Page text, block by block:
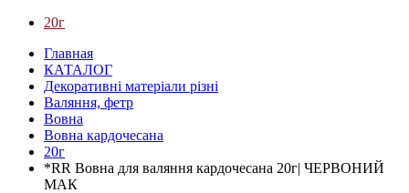
20г
Главная
КАТАЛОГ
Декоративні матеріали різні
Валяння, фетр
Вовна
Вовна кардочесана
20г
*RR Вовна для валяння кардочесана 20г| ЧЕРВОНИЙ
МАК